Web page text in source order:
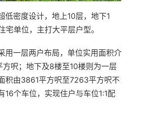
低密度设计，地上10层，地下1
宅单位，主打大平层户型。
用一层两户布局，单位实用面积介
呎；地下及8楼至10楼则为一层
积由3861平方呎至7263平方呎不
16个车位，实现住户与车位1:1配